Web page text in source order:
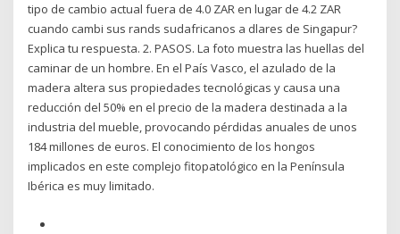
tipo de cambio actual fuera de 4.0 ZAR en lugar de 4.2 ZAR
cuando cambi sus rands sudafricanos a dlares de Singapur?
Explica tu respuesta. 2. PASOS. La foto muestra las huellas del
caminar de un hombre. En el País Vasco, el azulado de la
madera altera sus propiedades tecnológicas y causa una
reducción del 50% en el precio de la madera destinada a la
industria del mueble, provocando pérdidas anuales de unos
184 millones de euros. El conocimiento de los hongos
implicados en este complejo fitopatológico en la Península
Ibérica es muy limitado.